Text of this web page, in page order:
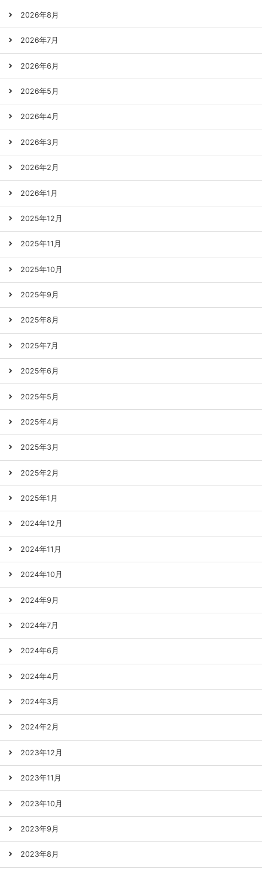
2026年8月
2026年7月
2026年6月
2026年5月
2026年4月
2026年3月
2026年2月
2026年1月
2025年12月
2025年11月
2025年10月
2025年9月
2025年8月
2025年7月
2025年6月
2025年5月
2025年4月
2025年3月
2025年2月
2025年1月
2024年12月
2024年11月
2024年10月
2024年9月
2024年7月
2024年6月
2024年4月
2024年3月
2024年2月
2023年12月
2023年11月
2023年10月
2023年9月
2023年8月